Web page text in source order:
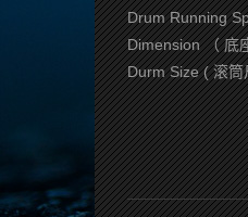
Drum Running
Dimension （ 底
Durm Size ( 滚